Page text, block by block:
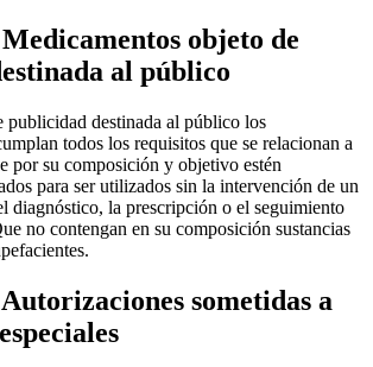
objeto de
al público
publicidad destinada al público los
todos los requisitos que se relacionan a
por su composición y objetivo estén
para ser utilizados sin la intervención de un
diagnóstico, la prescripción o el seguimiento
no contengan en su composición sustancias
sometidas a